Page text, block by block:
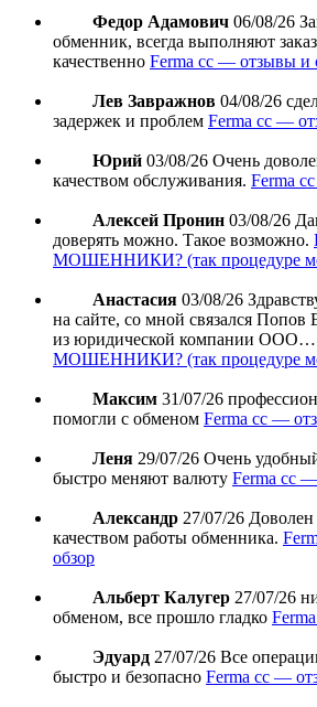
Федор Адамович 06/08/26
обменник, всегда выполняют
качественно Ferma cc — отзывы и
Лев Завражнов 04/08/26
задержек и проблем Ferma cc —
Юрий 03/08/26 Очень
качеством обслуживания. Ferma
Алексей Пронин 03/08/26
доверять можно. Такое возможно.
МОШЕННИКИ? (так процедуре
Анастасия 03/08/26
на сайте, со мной связался Попов
из юридической компании ООО…
МОШЕННИКИ? (так процедуре
Максим 31/07/26
помогли с обменом Ferma cc —
Леня 29/07/26 Очень
быстро меняют валюту Ferma cc
Александр 27/07/26 Доволен
качеством работы обменника.
обзор
Альберт Калугер 27/07/26
обменом, все прошло гладко
Эдуард 27/07/26 Все
быстро и безопасно Ferma cc —